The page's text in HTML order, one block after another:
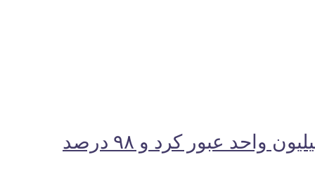
شاخص کل بورس تهران با جهش ۱۲۲ هزار واحدی برای نخستین‌بار از مرز ۵.۴ میلیون واحد عبور کرد و ۹۸ درصد